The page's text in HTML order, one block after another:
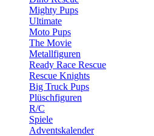
Mighty Pups
Ultimate
Moto Pups
The Movie
Metallfiguren
Ready Race Rescue
Rescue Knights
Big Truck Pups
Plüschfiguren
R/C
Spiele
Adventskalender